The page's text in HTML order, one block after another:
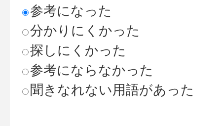
参考になった
分かりにくかった
探しにくかった
参考にならなかった
聞きなれない用語があった